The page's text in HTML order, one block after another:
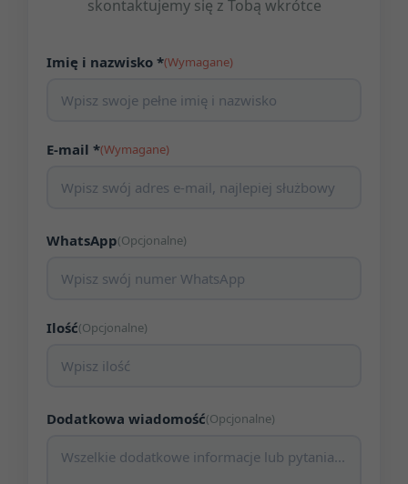
skontaktujemy się z Tobą wkrótce
Imię i nazwisko *(Wymagane)
E-mail *(Wymagane)
WhatsApp(Opcjonalne)
Ilość(Opcjonalne)
Dodatkowa wiadomość(Opcjonalne)